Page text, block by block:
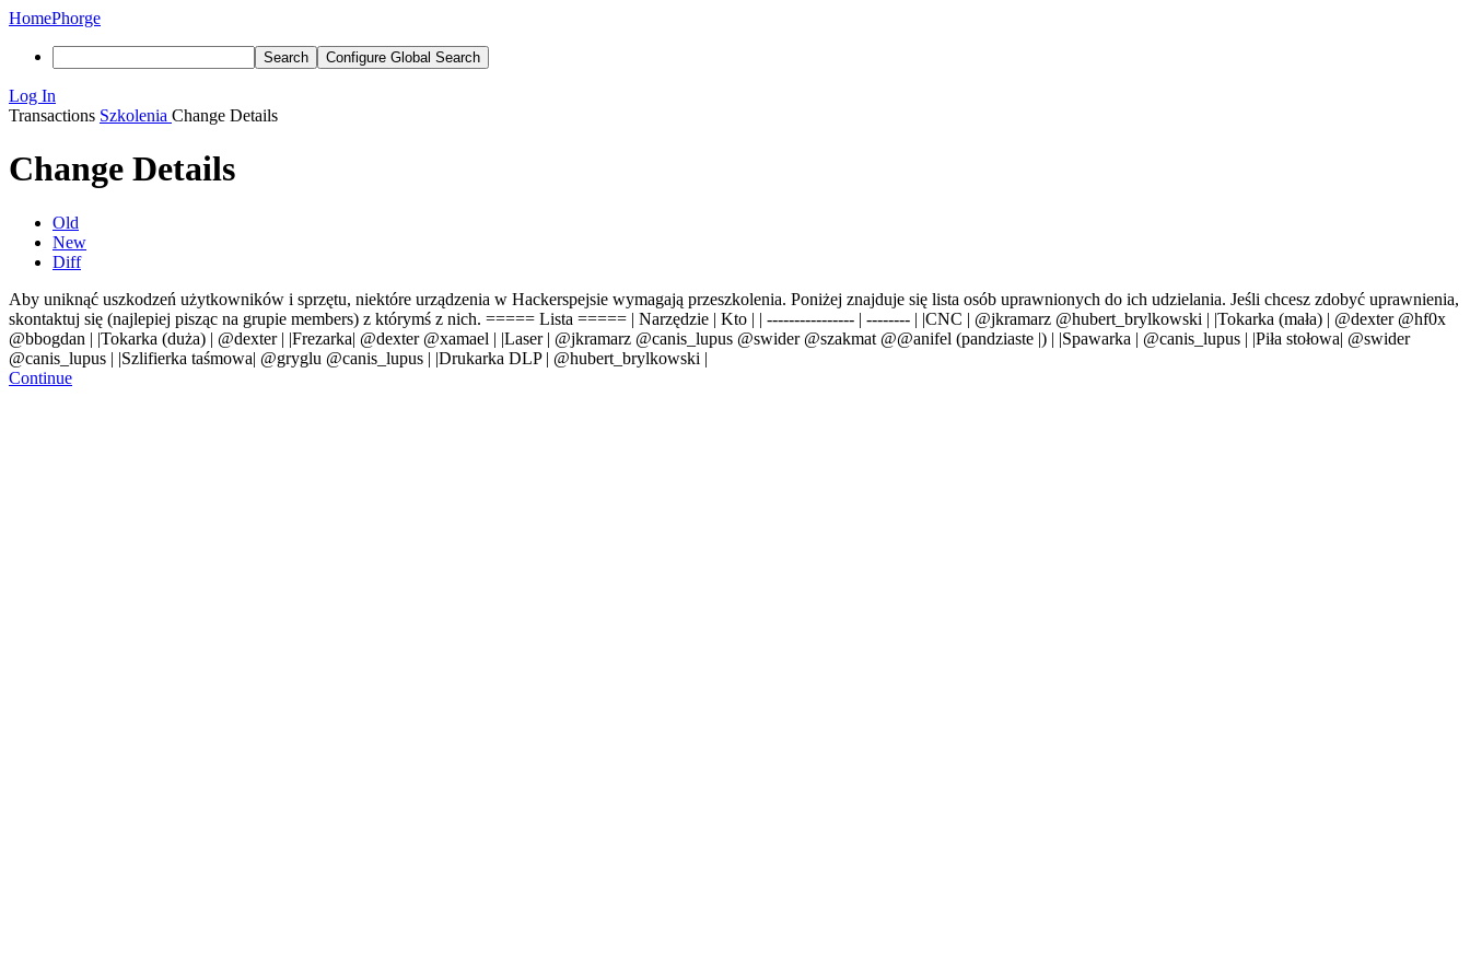
HomePhorge
Search Configure Global Search
Log In
Transactions Szkolenia Change Details
Change Details
Old
New
Diff
Aby uniknąć uszkodzeń użytkowników i sprzętu, niektóre urządzenia w Hackerspejsie wymagają przeszkolenia. Poniżej znajduje się lista osób uprawnionych do ich udzielania. Jeśli chcesz zdobyć uprawnienia,
skontaktuj się (najlepiej pisząc na grupie members) z którymś z nich. ===== Lista ===== | Narzędzie | Kto | | ---------------- | -------- | |CNC | @jkramarz @hubert_brylkowski | |Tokarka (mała) | @dexter @hf0x
@bbogdan | |Tokarka (duża) | @dexter | |Frezarka| @dexter @xamael | |Laser | @jkramarz @canis_lupus @swider @szakmat @@anifel (pandziaste |) | |Spawarka | @canis_lupus | |Piła stołowa| @swider
@canis_lupus | |Szlifierka taśmowa| @gryglu @canis_lupus | |Drukarka DLP | @hubert_brylkowski |
Continue